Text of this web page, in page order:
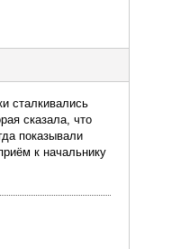
сталкивались
сказала, что
показывали
к начальнику